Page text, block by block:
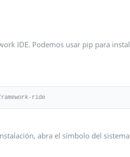
IDE. Podemos usar pip para
ride
abra el símbolo del